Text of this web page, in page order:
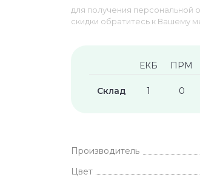
для получения персональной
скидки обратитесь к Вашему
ЕКБ ПРМ
Склад 1 0
Производитель
Цвет